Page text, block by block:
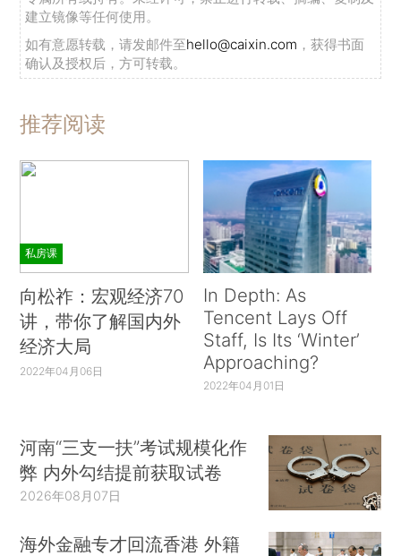
建立镜像等任何使用。
如有意愿转载，请发邮件至hello@caixin.com ，获得书面
确认及授权后，方可转载。
推荐阅读
私房课
向松祚：宏观经济70
讲，带你了解国内外
经济大局
2022年04月06日
In Depth: As
Tencent Lays Off
Staff, Is Its ‘Winter’
Approaching?
2022年04月01日
河南“三支一扶”考试规模化作
弊 内外勾结提前获取试卷
2026年08月07日
海外金融专才回流香港 外籍